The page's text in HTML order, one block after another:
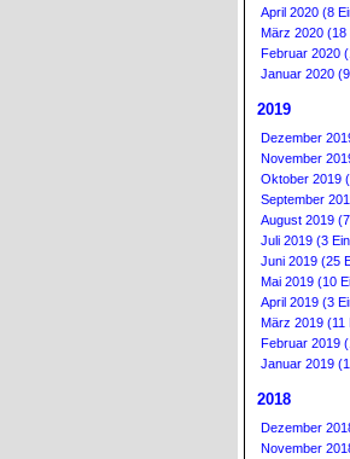
April 2020 (8
März 2020 (18
Februar 2020
Januar 2020
2019
Dezember
November
Oktober 2019
September
August 2019
Juli 2019 (3
Juni 2019 (25
Mai 2019 (10
April 2019 (3
März 2019 (11
Februar 2019
Januar 2019
2018
Dezember
November